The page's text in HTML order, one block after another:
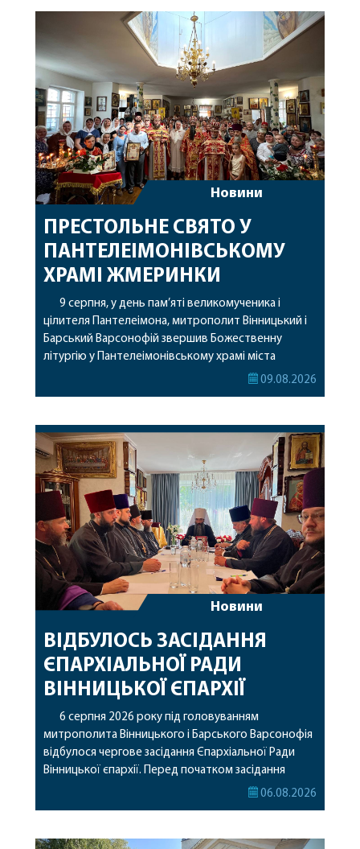
Новини
ПРЕСТОЛЬНЕ СВЯТО У
ПАНТЕЛЕІМОНІВСЬКОМУ
ХРАМІ ЖМЕРИНКИ
9 серпня, у день пам’яті великомученика і
цілителя Пантелеімона, митрополит Вінницький і
Барський Варсонофій звершив Божественну
літургію у Пантелеімонівському храмі міста
Жмеринки. Перед початком богослужіння
часткою її святих мощей. Митрополиту
Варсонофію співслужили секретар єпархії
архімандрит Єнох (Торак), благочинний
Жмеринського округу протоієрей Ярослав
Коромчевський, клірики […]
09.08.2026
Новини
ВІДБУЛОСЬ ЗАСІДАННЯ
ЄПАРХІАЛЬНОЇ РАДИ
ВІННИЦЬКОЇ ЄПАРХІЇ
6 серпня 2026 року під головуванням
митрополита Вінницького і Барського Варсонофія
відбулося чергове засідання Єпархіальної Ради
Вінницької єпархії. Перед початком засідання
секретар Єпархіальної Ради від імені членів Ради
побажавши йому міцного здоров’я, Божої
06.08.2026